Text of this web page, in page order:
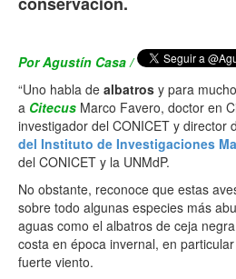
Por Agustín Casa /
“Uno habla de albatros y para
a Citecus Marco Favero, doctor en
investigador del CONICET y director
del Instituto de Investigaciones
del CONICET y la UNMdP.
No obstante, reconoce que estas
sobre todo algunas especies más
aguas como el albatros de ceja
costa en época invernal, en
fuerte viento.